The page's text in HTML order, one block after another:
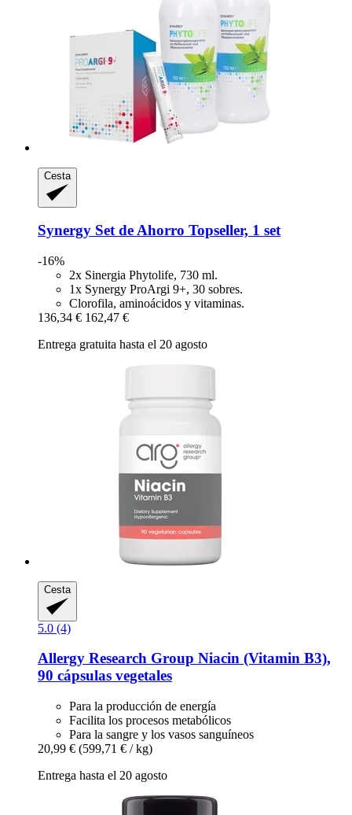
Cesta
Synergy Set de Ahorro Topseller, 1 set
-16%
2x Sinergia Phytolife, 730 ml.
1x Synergy ProArgi 9+, 30 sobres.
Clorofila, aminoácidos y vitaminas.
136,34 € 162,47 €
Entrega gratuita hasta el 20 agosto
Cesta
5.0 (4)
Allergy Research Group Niacin (Vitamin B3),
90 cápsulas vegetales
Para la producción de energía
Facilita los procesos metabólicos
Para la sangre y los vasos sanguíneos
20,99 € (599,71 € / kg)
Entrega hasta el 20 agosto